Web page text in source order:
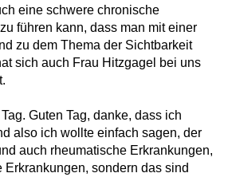
eine schwere chronische
führen kann, dass man mit einer
zu dem Thema der Sichtbarkeit
sich auch Frau Hitzgagel bei uns
Guten Tag, danke, dass ich
also ich wollte einfach sagen, der
auch rheumatische Erkrankungen,
Erkrankungen, sondern das sind